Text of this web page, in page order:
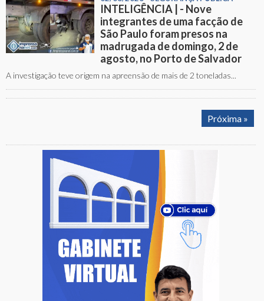
INTELIGÊNCIA | - Nove
integrantes de uma facção de
São Paulo foram presos na
madrugada de domingo, 2 de
agosto, no Porto de Salvador
A investigação teve origem na apreensão de mais de 2 toneladas...
Próxima »